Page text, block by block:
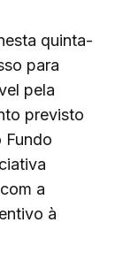
quinta-
para
pela
previsto
Fundo
a
à